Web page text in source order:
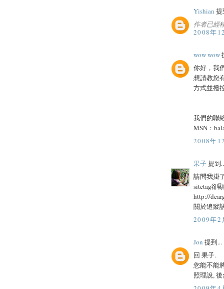
Yishian 提
作者已經
2008年
wow wow
你好，我
想請教您
方式並撥
我們的聯
MSN：
2008年
果子提到
請問我掛
sitetag卻
http://
關於追蹤
2009年2
Jon 提到...
回 果子.
您能不能
照理說,